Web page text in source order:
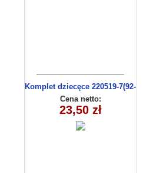
Komplet dziecęce 220519-7(92-
110 m)
Cena netto:
23,50 zł